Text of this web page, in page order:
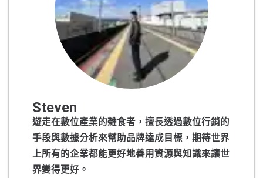
Steven
遊走在數位產業的雜食者，擅長透過數位行銷的
手段與數據分析來幫助品牌達成目標，期待世界
上所有的企業都能更好地善用資源與知識來讓世
界變得更好。